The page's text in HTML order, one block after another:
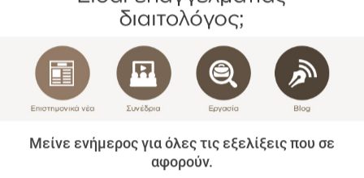
Πόση Πρωτεΐνη είναι αρκετή; Τι λένε οι νεότερες
μελέτες
1 λεπτό να διαβαστεί
Μείνε ενήμερος για όλες τις εξελίξεις που σε
αφορούν.